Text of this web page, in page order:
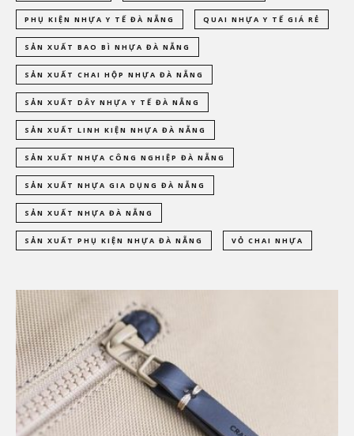
PHỤ KIỆN NHỰA Y TẾ ĐÀ NẴNG QUAI NHỰA Y TẾ GIÁ RẺ
SẢN XUẤT BAO BÌ NHỰA ĐÀ NẴNG
SẢN XUẤT CHAI HỘP NHỰA ĐÀ NẴNG
SẢN XUẤT DÂY NHỰA Y TẾ ĐÀ NẴNG
SẢN XUẤT LINH KIỆN NHỰA ĐÀ NẴNG
SẢN XUẤT NHỰA CÔNG NGHIỆP ĐÀ NẴNG
SẢN XUẤT NHỰA GIA DỤNG ĐÀ NẴNG
SẢN XUẤT NHỰA ĐÀ NẴNG
SẢN XUẤT PHỤ KIỆN NHỰA ĐÀ NẴNG VỎ CHAI NHỰA